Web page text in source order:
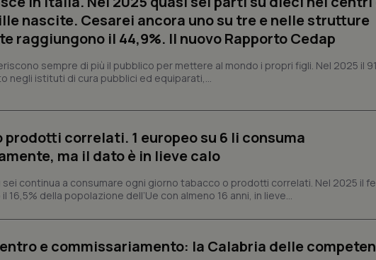
nascite. Cesarei ancora uno su tre e nelle strutture
raggiungono il 44,9%. Il nuovo Rapporto Cedap
sempre di più il pubblico per mettere al mondo i propri figli. Nel 2025 il
negli istituti di cura pubblici ed equiparati,...
prodotti correlati. 1 europeo su 6 li consuma
ma il dato è in lieve calo
sei continua a consumare ogni giorno tabacco o prodotti correlati. Nel 2025 il
16,5% della popolazione dell’Ue con almeno 16 anni, in lieve...
e commissariamento: la Calabria delle
sito e utilizzato per calcolare i
sessioni e campagne per i
PHP.net
www.quotidianosanita.it
Sessione
Cookie generato da applicazioni
linguaggio PHP. Si tratta di un
sessione utente. Normalmente è
generato in modo casuale, il
mese
per mantenere lo stato della
Fornitore /
Dominio
Scadenza Descrizione
.quotidianosanita.it
1 anno 1
Questo cookie viene utilizzato da Google
Fornitore/ Dominio Scadenza
Descrizione
.youtube.com
settimane
delle preferenze dell'utente per i video di
Youtube.